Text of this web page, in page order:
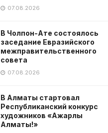
07.08.2026
В Чолпон-Ате состоялось
заседание Евразийского
межправительственного
совета
07.08.2026
В Алматы стартовал
Республиканский конкурс
художников «Ажарлы
Алматы!»